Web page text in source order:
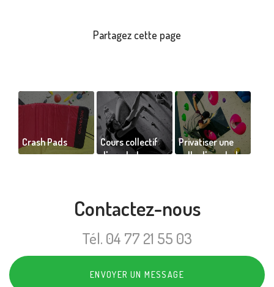
Crash Pads
Cours collectif
d'escalade pour
Privatiser une
salle d'escalade
Contactez-nous
Tél. 04 77 21 55 03
ENVOYER UN MESSAGE